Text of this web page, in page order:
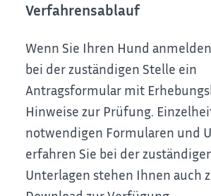
Verfahrensablauf
Wenn Sie Ihren Hund
bei der zuständigen Stelle ein
Antragsformular mit
Hinweise zur Prüfung.
notwendigen Formularen und
erfahren Sie bei der
Unterlagen stehen Ihnen auch